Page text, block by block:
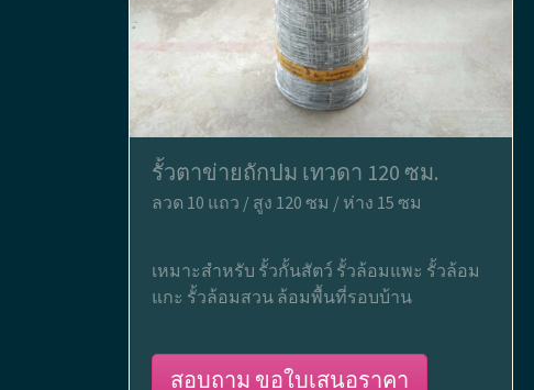
รั้วตาข่ายถักปม เทวดา 120 ซม.
ลวด 10 แถว / สูง 120 ซม / ห่าง 15 ซม
เหมาะสำหรับ รั้วกั้นสัตว์ รั้วล้อมแพะ รั้วล้อม
แกะ รั้วล้อมสวน ล้อมพื้นที่รอบบ้าน
สอบถาม ขอใบเสนอราคา